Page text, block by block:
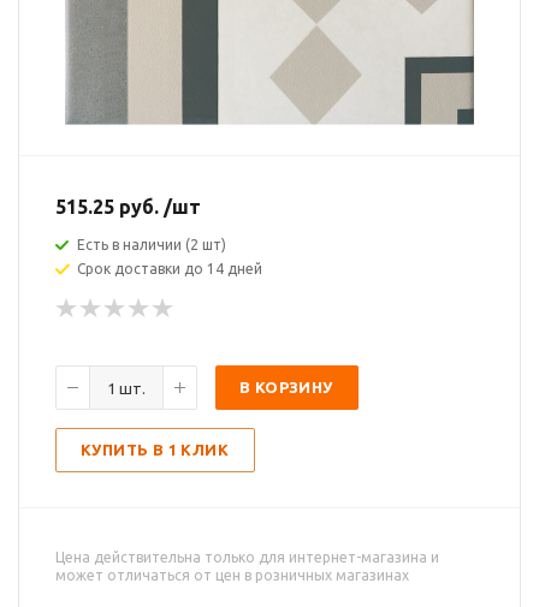
515.25 руб. /шт
Есть в наличии (2 шт)
Срок доставки до 14 дней
В КОРЗИНУ
КУПИТЬ В 1 КЛИК
Цена действительна только для интернет-магазина и
может отличаться от цен в розничных магазинах